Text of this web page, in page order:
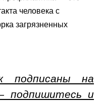
человека с
загрязненных
подписаны на
подпишитесь и